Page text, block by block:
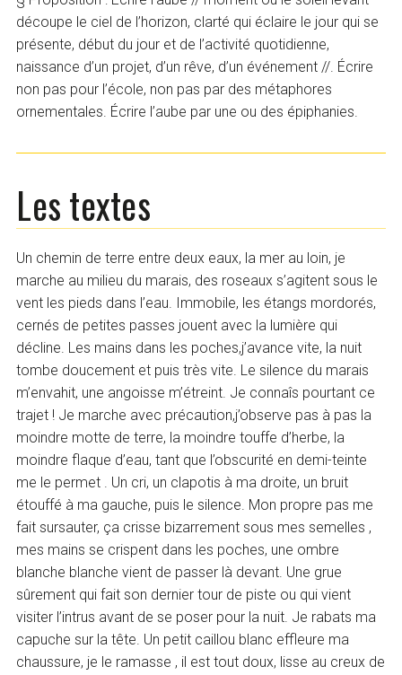
découpe le ciel de l’horizon, clarté qui éclaire le jour qui se
présente, début du jour et de l’activité quotidienne,
naissance d’un projet, d’un rêve, d’un événement //. Écrire
non pas pour l’école, non pas par des métaphores
ornementales. Écrire l’aube par une ou des épiphanies.
Les textes
Un chemin de terre entre deux eaux, la mer au loin, je
marche au milieu du marais, des roseaux s’agitent sous le
vent les pieds dans l’eau. Immobile, les étangs mordorés,
cernés de petites passes jouent avec la lumière qui
décline. Les mains dans les poches,j’avance vite, la nuit
tombe doucement et puis très vite. Le silence du marais
m’envahit, une angoisse m’étreint. Je connaîs pourtant ce
trajet ! Je marche avec précaution,j’observe pas à pas la
moindre motte de terre, la moindre touffe d’herbe, la
moindre flaque d’eau, tant que l’obscurité en demi-teinte
me le permet . Un cri, un clapotis à ma droite, un bruit
étouffé à ma gauche, puis le silence. Mon propre pas me
fait sursauter, ça crisse bizarrement sous mes semelles ,
mes mains se crispent dans les poches, une ombre
blanche blanche vient de passer là devant. Une grue
sûrement qui fait son dernier tour de piste ou qui vient
visiter l’intrus avant de se poser pour la nuit. Je rabats ma
capuche sur la tête. Un petit caillou blanc effleure ma
chaussure, je le ramasse , il est tout doux, lisse au creux de